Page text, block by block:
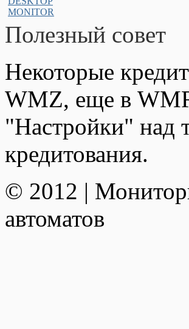
Полезный совет
Некоторые
WMZ, еще в
"Настройки" над
кредитования.
© 2012 |
автоматов